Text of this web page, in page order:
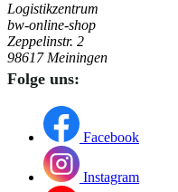
Logistikzentrum
bw-online-shop
Zeppelinstr. 2
98617 Meiningen
Folge uns:
Facebook
Instagram